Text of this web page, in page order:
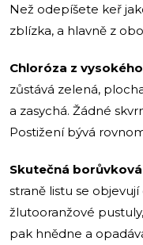
Než odepíšete keř
zblízka, a hlavně z
Chloróza z
zůstává zelená,
a zasychá. Žádné
Postižení bývá
Skutečná
straně listu se
žlutooranžové
pak hnědne a